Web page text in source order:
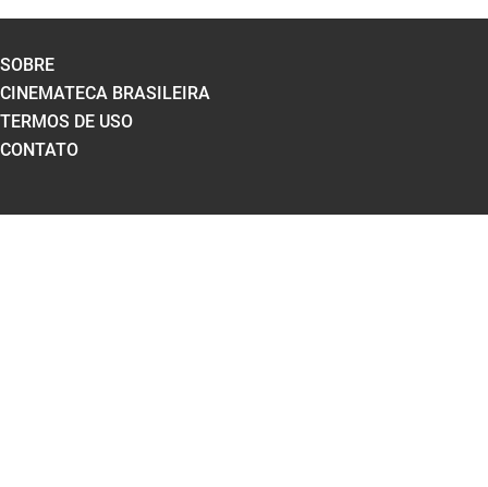
SOBRE
CINEMATECA BRASILEIRA
TERMOS DE USO
CONTATO